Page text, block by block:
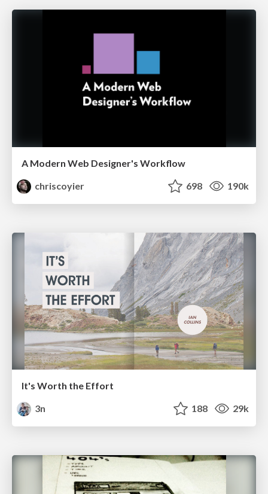
A Modern Web Designer's Workflow
chriscoyier
698 190k
It's Worth the Effort
3n
188 29k